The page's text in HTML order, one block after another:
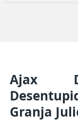
Ajax
Granja